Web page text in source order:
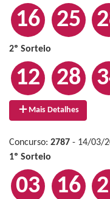
16 25
2º Sorteio
12 28
Mais Detalhes
Concurso: 2787 - 14/03/
1º Sorteio
03 16